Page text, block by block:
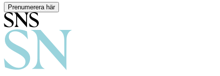
Prenumerera här